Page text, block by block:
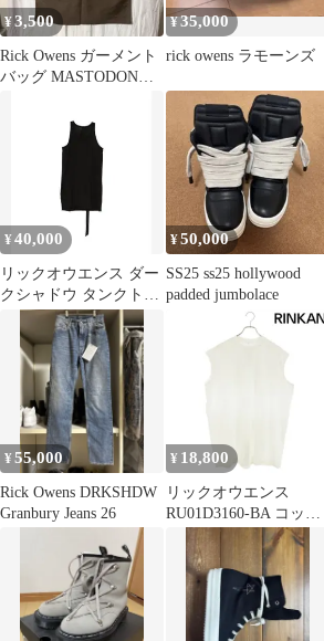
¥3,500
Rick Owens ガーメント
バッグ MASTODON
¥35,000
rick owens ラモーンズ
¥ 40,000
リックオウエンス ダー
クシャドウ タンクトッ
プ サイズM
¥50,000
SS25 ss25 hollywood
padded jumbolace
¥55,000
Rick Owens DRKSHDW
Granbury Jeans 26
¥ 18,800
リックオウエンス
RU01D3160-BA コット
ンタンクトップ メンズ